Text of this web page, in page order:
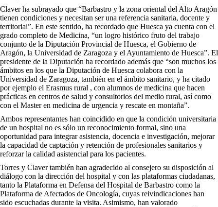
Claver ha subrayado que “Barbastro y la zona oriental del Alto Aragón
tienen condiciones y necesitan ser una referencia sanitaria, docente y
territorial”. En este sentido, ha recordado que Huesca ya cuenta con el
grado completo de Medicina, “un logro histórico fruto del trabajo
conjunto de la Diputación Provincial de Huesca, el Gobierno de
Aragón, la Universidad de Zaragoza y el Ayuntamiento de Huesca”. El
presidente de la Diputación ha recordado además que “son muchos los
ámbitos en los que la Diputación de Huesca colabora con la
Universidad de Zaragoza, también en el ámbito sanitario, y ha citado
por ejemplo el Erasmus rural , con alumnos de medicina que hacen
prácticas en centros de salud y consultorios del medio rural, así como
con el Master en medicina de urgencia y rescate en montaña”.
Ambos representantes han coincidido en que la condición universitaria
de un hospital no es sólo un reconocimiento formal, sino una
oportunidad para integrar asistencia, docencia e investigación, mejorar
la capacidad de captación y retención de profesionales sanitarios y
reforzar la calidad asistencial para los pacientes.
Torres y Claver también han agradecido al consejero su disposición al
diálogo con la dirección del hospital y con las plataformas ciudadanas,
tanto la Plataforma en Defensa del Hospital de Barbastro como la
Plataforma de Afectados de Oncología, cuyas reivindicaciones han
sido escuchadas durante la visita. Asimismo, han valorado